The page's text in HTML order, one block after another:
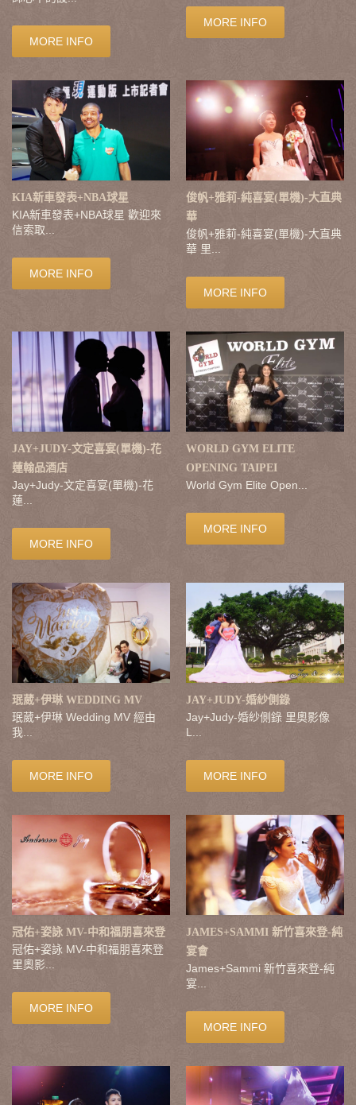
MORE INFO
MORE INFO
KIA新車發表+NBA球星
KIA新車發表+NBA球星 歡迎來
信索取...
MORE INFO
俊帆+雅莉-純喜宴(單機)-大直典
華
俊帆+雅莉-純喜宴(單機)-大直典
華 里...
MORE INFO
JAY+JUDY-文定喜宴(單機)-花
蓮翰品酒店
Jay+Judy-文定喜宴(單機)-花
蓮...
MORE INFO
WORLD GYM ELITE
OPENING TAIPEI
World Gym Elite Open...
MORE INFO
珉葳+伊琳 WEDDING MV
珉葳+伊琳 Wedding MV 經由
我...
MORE INFO
JAY+JUDY-婚紗側錄
Jay+Judy-婚紗側錄 里奧影像
L...
MORE INFO
冠佑+姿詠 MV-中和福朋喜來登
冠佑+姿詠 MV-中和福朋喜來登
里奧影...
MORE INFO
JAMES+SAMMI 新竹喜來登-純
宴會
James+Sammi 新竹喜來登-純
宴...
MORE INFO